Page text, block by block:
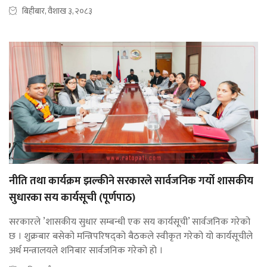
बिहीबार, वैशाख ३, २०८३
नीति तथा कार्यक्रम झल्कीने सरकारले सार्वजनिक गर्यो शासकीय
सुधारका सय कार्यसूची (पूर्णपाठ)
सरकारले ’शासकीय सुधार सम्बन्धी एक सय कार्यसूची’ सार्वजनिक गरेको
छ । शुक्रबार बसेको मन्त्रिपरिषद्को बैठकले स्वीकृत गरेको यो कार्यसूचीले
अर्थ मन्त्रालयले शनिबार सार्वजनिक गरेको हो ।